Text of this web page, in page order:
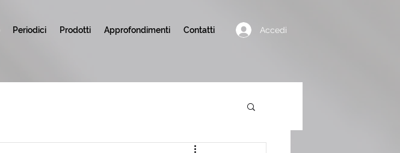
Periodici Prodotti Approfondimenti Contatti Accedi